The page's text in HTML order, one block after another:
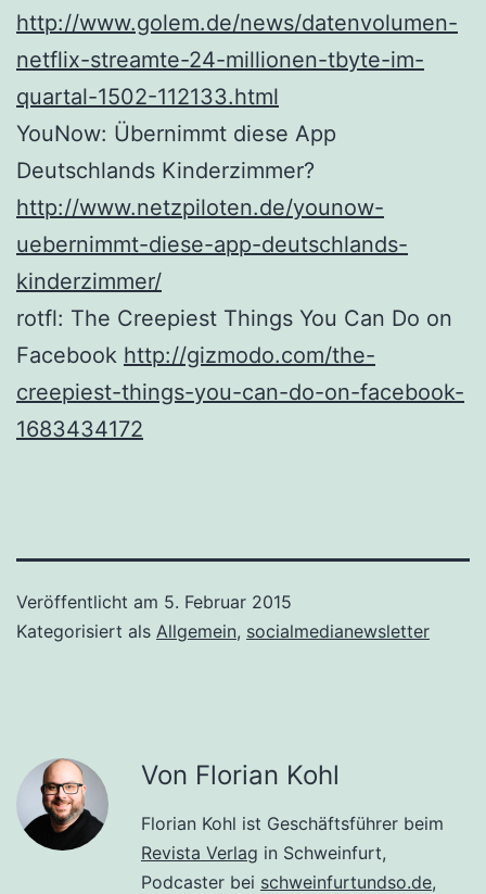
http://www.golem.de/news/datenvolumen-
netflix-streamte-24-millionen-tbyte-im-
quartal-1502-112133.html
YouNow: Übernimmt diese App
Deutschlands Kinderzimmer?
http://www.netzpiloten.de/younow-
uebernimmt-diese-app-deutschlands-
kinderzimmer/
rotfl: The Creepiest Things You Can Do on
Facebook http://gizmodo.com/the-
creepiest-things-you-can-do-on-facebook-
1683434172
Veröffentlicht am 5. Februar 2015
Kategorisiert als Allgemein, socialmedianewsletter
Von Florian Kohl
Florian Kohl ist Geschäftsführer beim
Revista Verlag in Schweinfurt,
Podcaster bei schweinfurtundso.de,